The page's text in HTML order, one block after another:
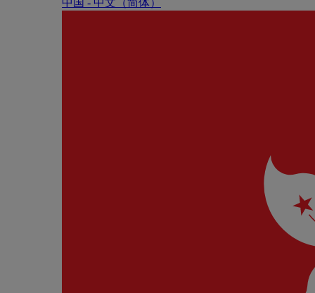
中国 - 中⽂（简体）